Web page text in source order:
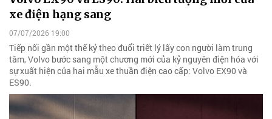
xe điện hạng sang
07/07/2026 19:00
Tiếp nối gần một thế kỷ theo đuổi triết lý lấy con người làm trung
tâm, Volvo bước sang một chương mới của kỷ nguyên điện hóa với
sự xuất hiện của hai mẫu xe thuần điện cao cấp: Volvo EX90 và
ES90.